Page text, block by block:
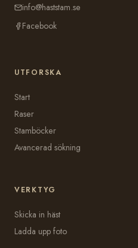
info@haststam.se
Facebook
UTFORSKA
Start
Raser
Stamböcker
Avancerad sökning
VERKTYG
Skicka in häst
Ladda upp foto